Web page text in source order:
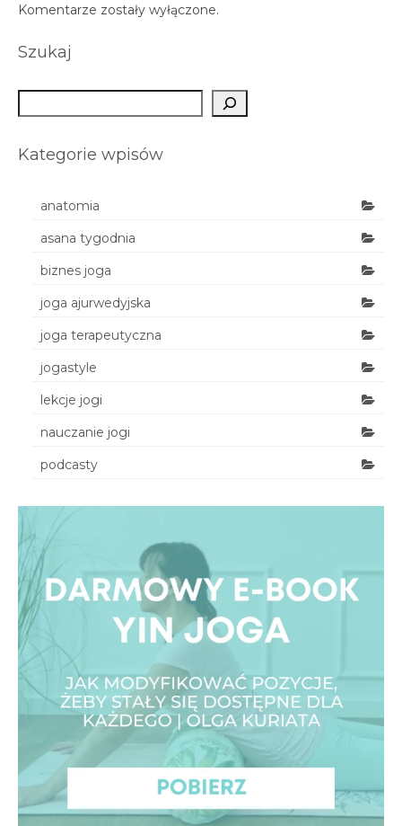
Komentarze zostały wyłączone.
Szukaj
Kategorie wpisów
anatomia
asana tygodnia
biznes joga
joga ajurwedyjska
joga terapeutyczna
jogastyle
lekcje jogi
nauczanie jogi
podcasty